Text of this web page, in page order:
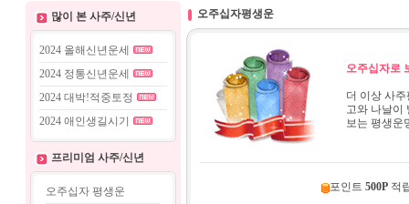
많이 본 사주/신년
2024 올해신년운세
2024 정통신년운세
2024 대박!적중토정
2024 애인생길시기
프리미엄 사주/신년
오주십자 평생운
오주십자평생운
오주십자로
더 이상 사
고와 나날이
보는 평생운
포인트 500P적